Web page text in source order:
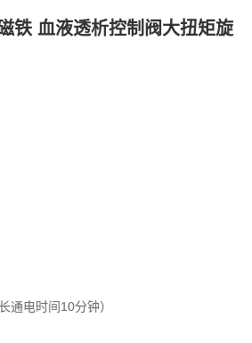
铁 血液透析控制阀大扭矩旋
通电时间10分钟）